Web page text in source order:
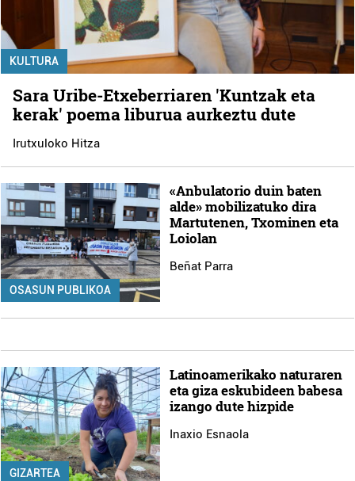
KULTURA
Sara Uribe-Etxeberriaren 'Kuntzak eta
kerak' poema liburua aurkeztu dute
Irutxuloko Hitza
OSASUN PUBLIKOA
«Anbulatorio duin baten
alde» mobilizatuko dira
Martutenen, Txominen eta
Loiolan
Beñat Parra
GIZARTEA
Latinoamerikako naturaren
eta giza eskubideen babesa
izango dute hizpide
Inaxio Esnaola